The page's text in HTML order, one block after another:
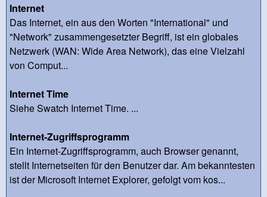
Internet
Das Internet, ein aus den Worten "International" und
"Network" zusammengesetzter Begriff, ist ein globales
Netzwerk (WAN: Wide Area Network), das eine Vielzahl
von Comput...
Internet Time
Siehe Swatch Internet Time. ...
Internet-Zugriffsprogramm
Ein Internet-Zugriffsprogramm, auch Browser genannt,
stellt Internetseiten für den Benutzer dar. Am bekanntesten
ist der Microsoft Internet Explorer, gefolgt vom kos...